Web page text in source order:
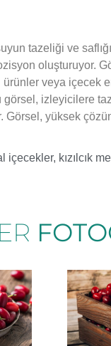
tazeliği ve
oluşturuyor.
ürünler veya
görsel, izleyicilere
Görsel, yüksek
içecekler, kızılcık